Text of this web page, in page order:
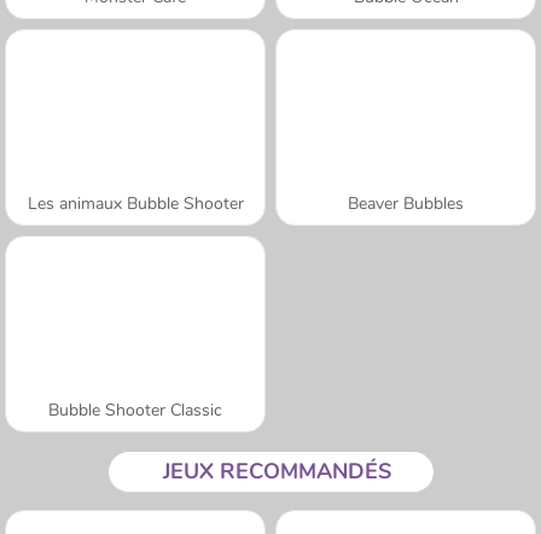
Les animaux Bubble Shooter Beaver Bubbles
Bubble Shooter Classic
JEUX RECOMMANDÉS